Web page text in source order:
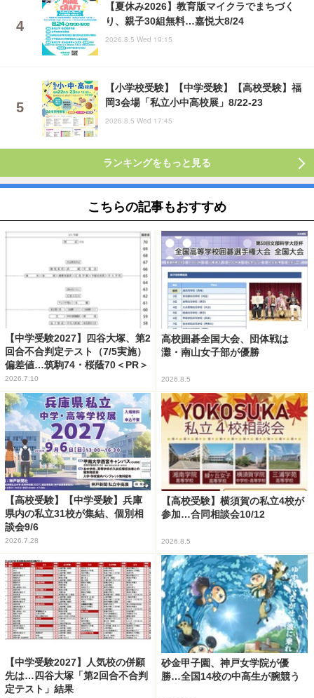
【夏休み2026】教育版マイクラでまちづく
り、親子30組無料…嘉悦大8/24
2026.8.5 Wed 19:15
【小学校受験】【中学受験】【高校受験】福
岡3会場「私立小中高校展」8/22-23
2026.8.5 Wed 17:45
ランキングをもっと見る
こちらの記事もおすすめ
【中学受験2027】四谷大塚、第2
回合不合判定テスト（7/5実施）
偏差値…筑駒74・桜蔭70＜PR＞
2026.7.10
高校囲碁全国大会、団体戦は
灘・南山女子部が優勝
2026.8.5
【高校受験】【中学受験】兵庫
県内の私立31校が集結、個別相
談会9/6
2026.7.28
【高校受験】横須賀の私立4校が
参加…合同相談会10/12
2026.8.5
【中学受験2027】人気校の併願
先は…四谷大塚「第2回合不合判
定テスト」結果
砂金甲子園、神戸女学院が優
勝…全国14校の中高生が腕競う